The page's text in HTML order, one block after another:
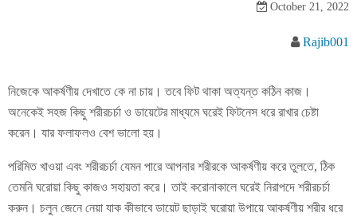
October 21, 2022
Rajib001
নিজেকে আকর্ষণীয় দেখাতে কে না চায়। তবে ফিট থাকা অত্যন্ত কঠিন কাজ।
অনেকেই সহজ কিছু শরীরচর্চা ও ডায়েটের মাধ্যমে ঘরেই ফিটনেস ধরে রাখার চেষ্টা
করেন। যার ফলাফলও বেশ ভালো হয়।
পরিমিত খাওয়া এবং শরীরচর্চা যেমন পারে আপনার শরীরকে আকর্ষণীয় করে তুলতে, ঠিক
তেমনি ঘরোয়া কিছু কাজও সহায়তা করে। তাই করোনাকালে ঘরেই নিরাপদে শরীরচর্চা
করুন। চলুন জেনে নেয়া যাক কীভাবে ডায়েট ছাড়াই ঘরোয়া উপায়ে আকর্ষণীয় শরীর ধরে